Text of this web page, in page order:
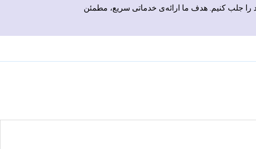
را جلب کنیم. هدف ما ارائه‌ی خدماتی سریع، مطمئن